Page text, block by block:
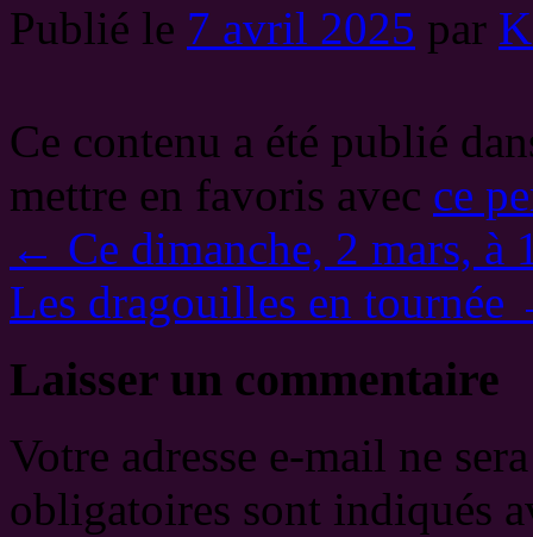
Publié le 7 avril 2025 par
Ce contenu a été publié
mettre en favoris avec ce
← Ce dimanche, 2 mars, à
Les dragouilles en tournée
Laisser un commentaire
Votre adresse e-mail ne
obligatoires sont indiqués